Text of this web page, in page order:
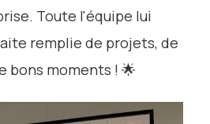
Toute l'équipe lui
remplie de projets, de
bons moments ! 🌟